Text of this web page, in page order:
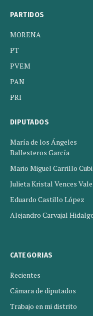
PARTIDOS
MORENA
PT
PVEM
PAN
PRI
DIPUTADOS
María de los Ángeles
Ballesteros García
Mario Miguel Carrillo
Julieta Kristal Vences
Eduardo Castillo López
Alejandro Carvajal
CATEGORIAS
Recientes
Cámara de diputados
Trabajo en mi distrito